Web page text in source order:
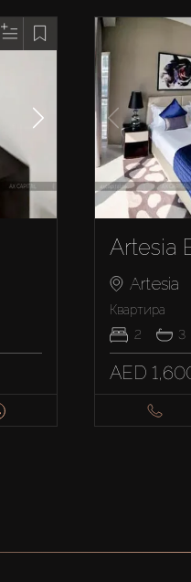
Artesia
Artesia
Квартира
2
3
AED